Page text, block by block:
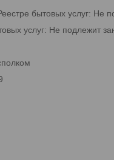
бытовых услуг: Не
услуг: Не подлежит